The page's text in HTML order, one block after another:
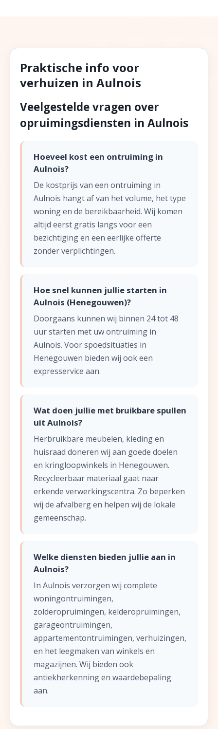
Praktische info voor
verhuizen in Aulnois
Veelgestelde vragen over
opruimingsdiensten in Aulnois
Hoeveel kost een ontruiming in
Aulnois?
De kostprijs van een ontruiming in
Aulnois hangt af van het volume, het type
woning en de bereikbaarheid. Wij komen
altijd eerst gratis langs voor een
bezichtiging en een eerlijke offerte
zonder verplichtingen.
Hoe snel kunnen jullie starten in
Aulnois (Henegouwen)?
Doorgaans kunnen wij binnen 24 tot 48
uur starten met uw ontruiming in
Aulnois. Voor spoedsituaties in
Henegouwen bieden wij ook een
expresservice aan.
Wat doen jullie met bruikbare spullen
uit Aulnois?
Herbruikbare meubelen, kleding en
huisraad doneren wij aan goede doelen
en kringloopwinkels in Henegouwen.
Recycleerbaar materiaal gaat naar
erkende verwerkingscentra. Zo beperken
wij de afvalberg en helpen wij de lokale
gemeenschap.
Welke diensten bieden jullie aan in
Aulnois?
In Aulnois verzorgen wij complete
woningontruimingen,
zolderopruimingen, kelderopruimingen,
garageontruimingen,
appartementontruimingen, verhuizingen,
en het leegmaken van winkels en
magazijnen. Wij bieden ook
antiekherkenning en waardebepaling
aan.